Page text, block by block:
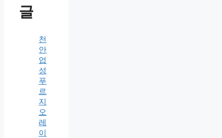
글
천
안
업
성
푸
르
지
오
레
이